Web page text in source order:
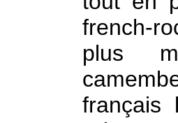
french-
plus
français